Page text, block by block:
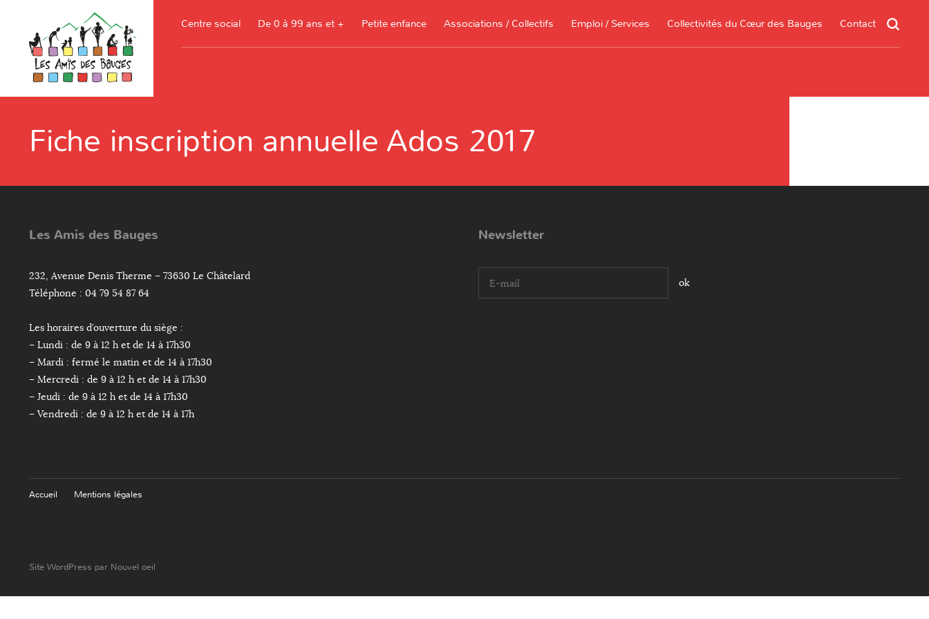
Centre social De 0 à 99 ans et + Petite enfance
assistantes maternelles
Associations / Collectifs Emploi / Services Collectivités du Cœur des Bauges Contact
Fiche inscription annuelle Ados 2017
Les Amis des Bauges
232, Avenue Denis Therme – 73630 Le Châtelard
Téléphone : 04 79 54 87 64
Les horaires d’ouverture du siège :
– Lundi : de 9 à 12 h et de 14 à 17h30
– Mardi : fermé le matin et de 14 à 17h30
– Mercredi : de 9 à 12 h et de 14 à 17h30
– Jeudi : de 9 à 12 h et de 14 à 17h30
– Vendredi : de 9 à 12 h et de 14 à 17h
Newsletter
I agree terms and conditions.*
Accueil Mentions légales
Site WordPress par Nouvel oeil